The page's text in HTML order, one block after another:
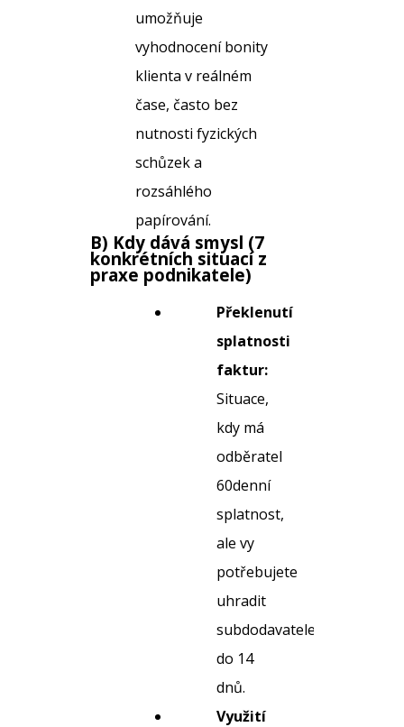
umožňuje
vyhodnocení bonity
klienta v reálném
čase, často bez
nutnosti fyzických
schůzek a
rozsáhlého
papírování.
B) Kdy dává smysl (7
konkrétních situací z
praxe podnikatele)
Překlenutí
splatnosti
faktur:
Situace,
kdy má
odběratel
60denní
splatnost,
ale vy
potřebujete
uhradit
subdodavatele
do 14
dnů.
Využití